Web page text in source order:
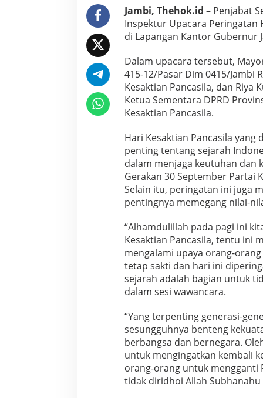
n
u
r
S
d
i
r
m
a
n
a
d
i
I
n
s
p
e
t
u
r
U
a
c
r
a
Jambi, Thehok.id – Penjabat
Inspektur Upacara Peringatan
di Lapangan Kantor Gubernur
Dalam upacara tersebut,
415-12/Pasar Dim 0415/Jambi
Kesaktian Pancasila, dan Riya
Ketua Sementara DPRD
Kesaktian Pancasila.
Hari Kesaktian Pancasila
penting tentang sejarah
dalam menjaga keutuhan dan
Gerakan 30 September Partai
Selain itu, peringatan ini juga
pentingnya memegang nilai-
“Alhamdulillah pada pagi ini
Kesaktian Pancasila, tentu ini
mengalami upaya orang-
tetap sakti dan hari ini
sejarah adalah bagian untuk
dalam sesi wawancara.
“Yang terpenting generasi-
sesungguhnya benteng
berbangsa dan bernegara.
untuk mengingatkan kembali
orang-orang untuk mengganti
tidak diridhoi Allah Subhanahu